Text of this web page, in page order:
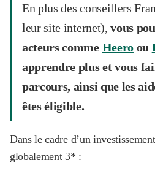
En plus des conseillers
leur site internet),vous
acteurs comme Heeroou
apprendre plus et vous
parcours, ainsi que les
êtes éligible.
Dans le cadre d’un
globalement 3* :